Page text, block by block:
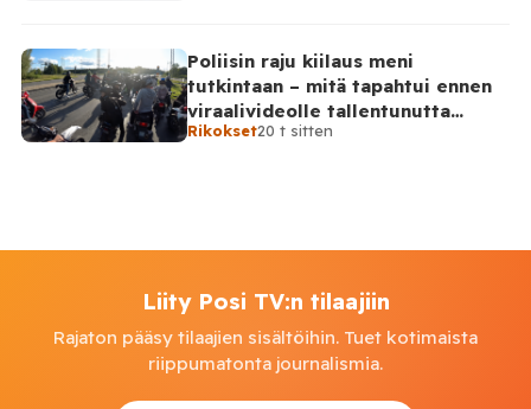
Poliisin raju kiilaus meni
tutkintaan – mitä tapahtui ennen
viraalivideolle tallentunutta
hetkeä?
Rikokset20 t sitten
Liity Posi TV:n tilaajiin
Rajaton pääsy tilaajien sisältöihin. Tuet kotimaista
riippumatonta journalismia.